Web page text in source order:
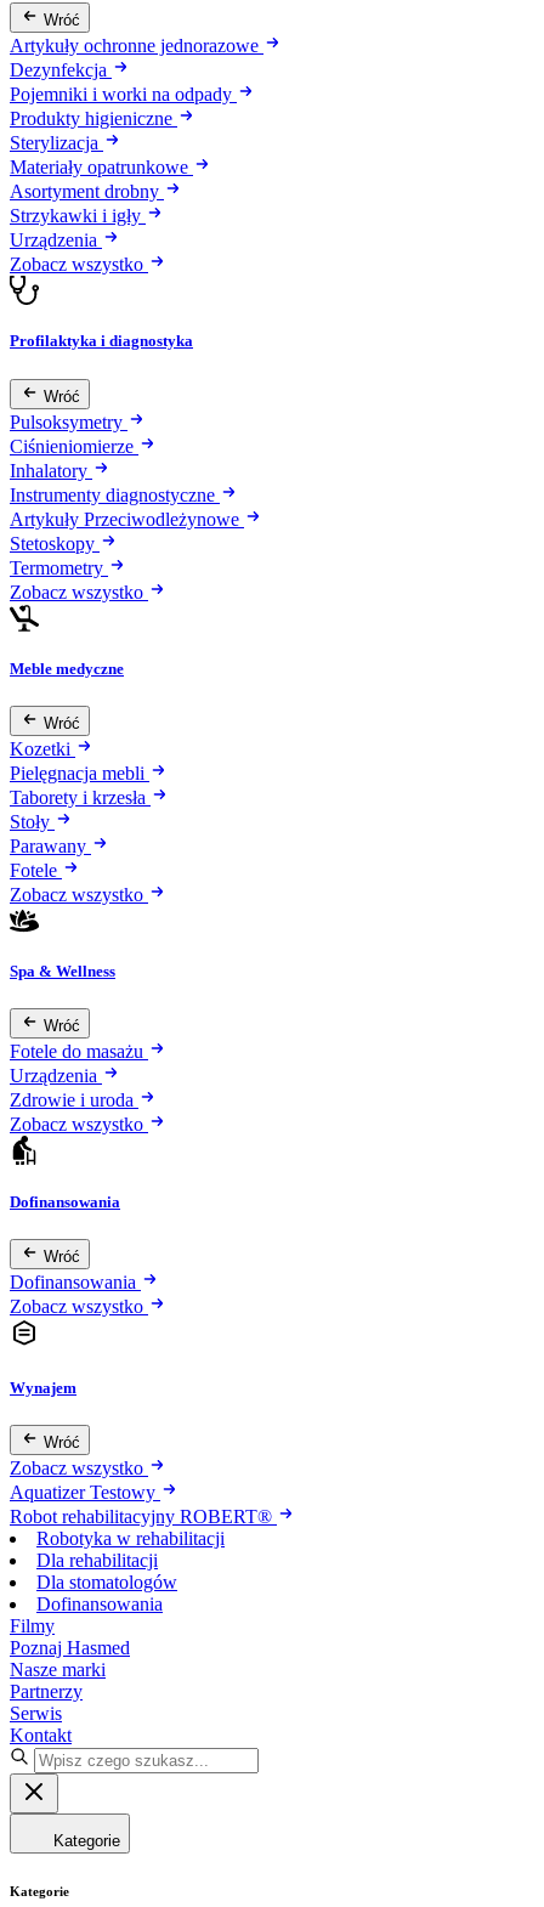
Wróć
Artykuły ochronne jednorazowe
Dezynfekcja
Pojemniki i worki na odpady
Produkty higieniczne
Sterylizacja
Materiały opatrunkowe
Asortyment drobny
Strzykawki i igły
Urządzenia
Zobacz wszystko
Profilaktyka i diagnostyka
Wróć
Pulsoksymetry
Ciśnieniomierze
Inhalatory
Instrumenty diagnostyczne
Artykuły Przeciwodleżynowe
Stetoskopy
Termometry
Zobacz wszystko
Meble medyczne
Wróć
Kozetki
Pielęgnacja mebli
Taborety i krzesła
Stoły
Parawany
Fotele
Zobacz wszystko
Spa & Wellness
Wróć
Fotele do masażu
Urządzenia
Zdrowie i uroda
Zobacz wszystko
Dofinansowania
Wróć
Dofinansowania
Zobacz wszystko
Wynajem
Wróć
Zobacz wszystko
Aquatizer Testowy
Robot rehabilitacyjny ROBERT®
Robotyka w rehabilitacji
Dla rehabilitacji
Dla stomatologów
Dofinansowania
Filmy
Poznaj Hasmed
Nasze marki
Partnerzy
Serwis
Kontakt
Kategorie
Kategorie